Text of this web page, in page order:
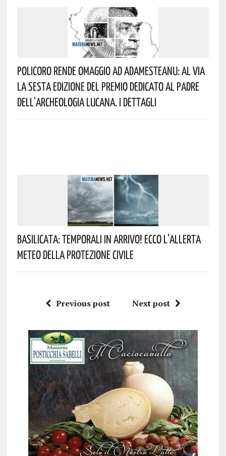
Policoro Rende Omaggio Ad Adamesteanu: Al Via
La Sesta Edizione Del Premio Dedicato Al Padre
Dell’archeologia Lucana. I Dettagli
Basilicata: Temporali In Arrivo! Ecco L’allerta
Meteo Della Protezione Civile
Previous post Next post